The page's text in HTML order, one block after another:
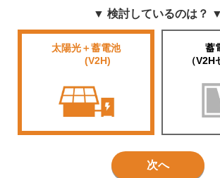
▼ 検討しているのは？ ▼
太陽光＋蓄電池
(V2H)
蓄
（V2H
次へ